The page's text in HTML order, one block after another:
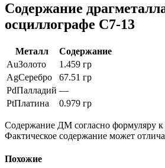
Содержание
осциллографе С7-13
Металл
Содержание
AuЗолото
1.459 гр
AgСеребро
67.51 гр
PdПалладий —
PtПлатина 0.979 гр
Содержание ДМ согласно формуляру к
Фактическое содержание может
Похожие